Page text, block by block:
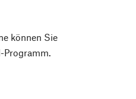
können Sie
Programm.